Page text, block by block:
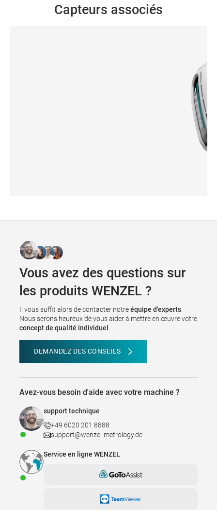
Capteurs associés
Vous avez des questions sur
les produits WENZEL ?
Il vous suffit alors de contacter notreéquipe d'experts.
Nous serons heureux de vous aider à mettre en œuvre votre
concept de qualité individuel .
DEMANDEZ DES CONSEILS
Avez-vous besoin d'aide avec votre machine ?
support technique
+49 6020 201 8888
support@wenzel-metrology.de
Service en ligne WENZEL